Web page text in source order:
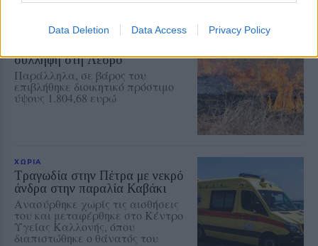
Data Deletion Data Access Privacy Policy
σύλληψη στη Λέσβο
Παράλληλα, σε βάρος του
επιβλήθηκε διοικητικό πρόστιμο
ύψους 1.804,68 ευρώ
ΧΩΡΙΑ
Τραγωδία στην Πέτρα με νεκρό
άνδρα στην παραλία Καβάκι
Ανασύρθηκε χωρίς τις αισθήσεις
του και μεταφέρθηκε στο Κέντρο
Υγείας Καλλονής, όπου
διαπιστώθηκε ο θάνατός του